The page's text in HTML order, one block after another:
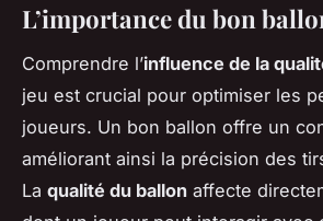
L’importance du bon
Comprendre l’influence de la
jeu est crucial pour optimiser les
joueurs. Un bon ballon offre un
améliorant ainsi la précision des
La qualité du ballon affecte